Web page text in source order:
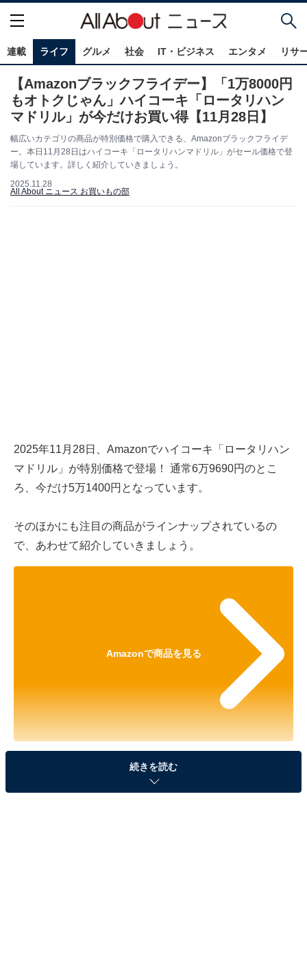
連載 ライフ グルメ 社会 IT・ビジネス エンタメ リサ
【Amazonブラックフライデー】「1万8000円
もオトクじゃん」ハイコーキ「ロータリハン
マドリル」が今だけお買い得【11月28日】
幅広いカテゴリの商品が特別価格で購入できる、Amazonブラックフライデ
ー。本日11月28日はハイコーキ「ロータリハンマドリル」がセール価格で登
場しています。詳しく紹介していきましょう。
2025.11.28
All About ニュース お買いもの部
2025年11月28日、Amazonでハイコーキ「ロータリハン
マドリル」が特別価格で登場！ 通常6万9690円のとこ
ろ、今だけ5万1400円となっています。
そのほかにも注目の商品がラインナップされているの
で、あわせて紹介していきましょう。
Amazonで商品を見る
※以下の情報は2025年11月28日21時現在のものです。
値段の変更、売り切れの場合もあります。
続きを読む